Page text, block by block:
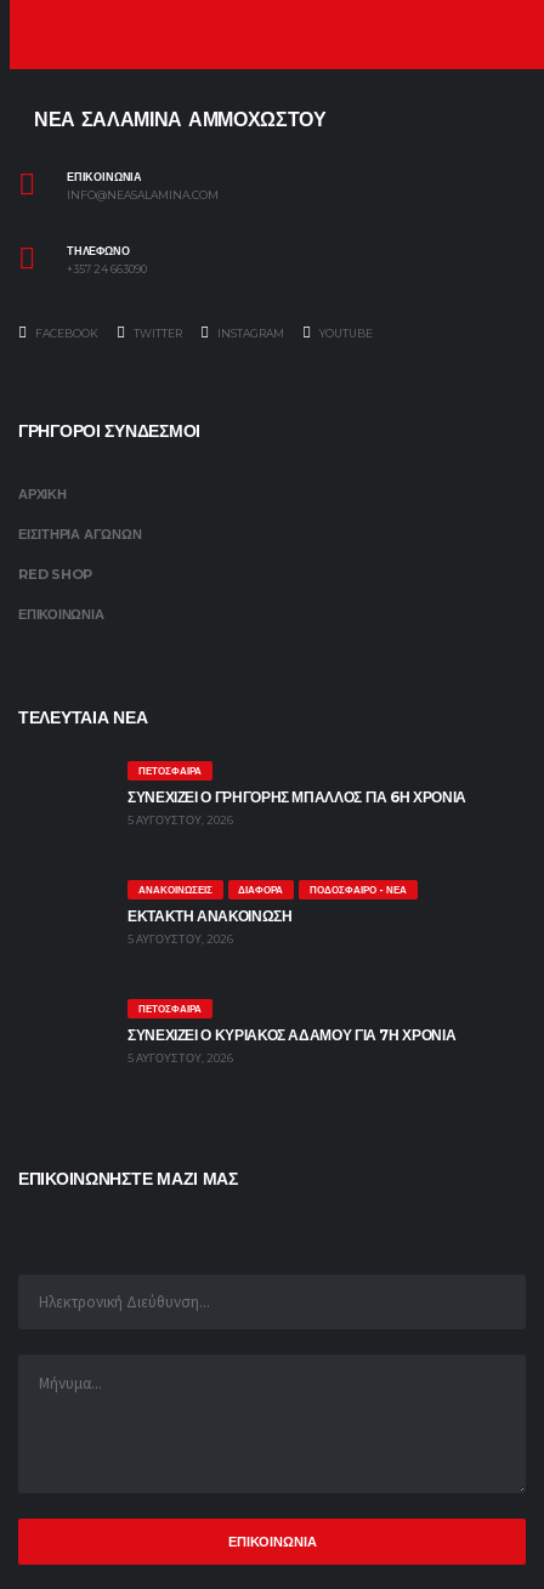
ΝΕΑ ΣΑΛΑΜΙΝΑ ΑΜΜΟΧΩΣΤΟΥ
ΕΠΙΚΟΙΝΩΝΙΑ
INFO@NEASALAMINA.COM
ΤΗΛΕΦΩΝΟ
+357 24 663090
FACEBOOK TWITTER INSTAGRAM YOUTUBE
ΓΡΗΓΟΡΟΙ ΣΥΝΔΕΣΜΟΙ
ΑΡΧΙΚΗ
ΕΙΣΙΤΗΡΙΑ ΑΓΩΝΩΝ
RED SHOP
ΕΠΙΚΟΙΝΩΝΙΑ
ΤΕΛΕΥΤΑΙΑ ΝΕΑ
ΠΕΤΌΣΦΑΙΡΑ
ΣΥΝΕΧΙΖΕΙ Ο ΓΡΗΓΟΡΗΣ ΜΠΑΛΛΟΣ ΓΙΑ 6Η ΧΡΟΝΙΑ
5 ΑΥΓΟΎΣΤΟΥ, 2026
ΑΝΑΚΟΙΝΏΣΕΙΣ ΔΙΆΦΟΡΑ ΠΟΔΌΣΦΑΙΡΟ - ΝΈΑ
ΕΚΤΑΚΤΗ ΑΝΑΚΟΙΝΩΣΗ
5 ΑΥΓΟΎΣΤΟΥ, 2026
ΠΕΤΌΣΦΑΙΡΑ
ΣΥΝΕΧΙΖΕΙ Ο ΚΥΡΙΑΚΟΣ ΑΔΑΜΟΥ ΓΙΑ 7Η ΧΡΟΝΙΑ
5 ΑΥΓΟΎΣΤΟΥ, 2026
ΕΠΙΚΟΙΝΩΝΗΣΤΕ ΜΑΖΙ ΜΑΣ